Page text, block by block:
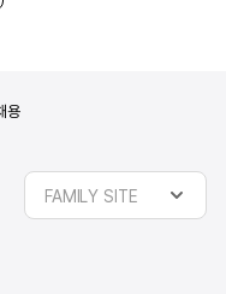
용
FAMILY SITE